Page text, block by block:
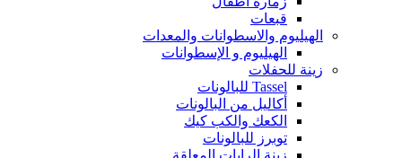
قبعات
الهيليوم والاسطوانات والمعدات
الهيليوم و الإسطوانات
زينة للحفلات
Tassel للبالونات
أكاليل من البالونات
الكعك والكب كيك
توبرز للبالونات